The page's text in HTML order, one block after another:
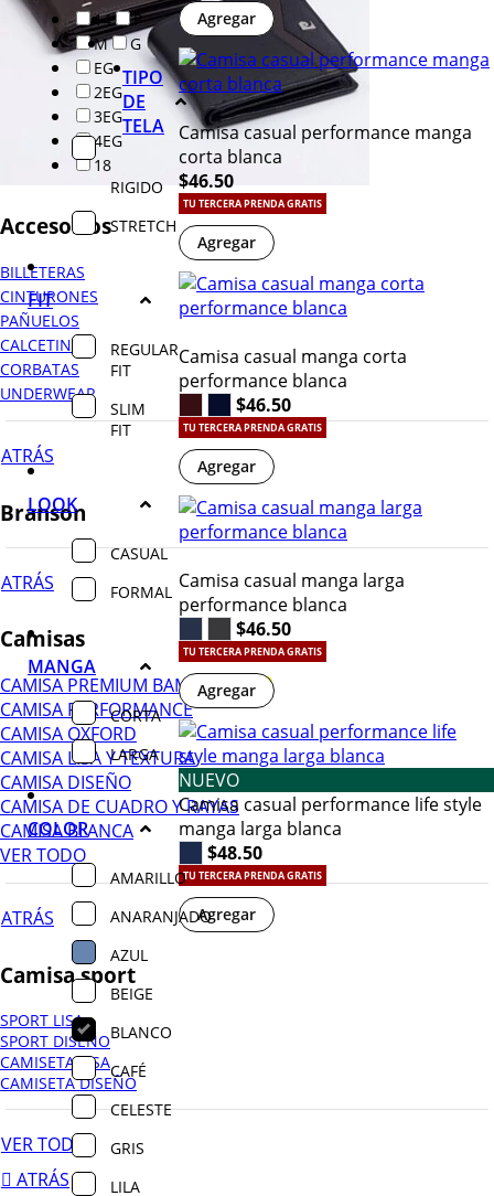
Accesorios
BILLETERAS
CINTURONES
PAÑUELOS
CALCETINES
CORBATAS
UNDERWEAR
ATRÁS
Branson
ATRÁS
Camisas
CAMISA PREMIUM BAMBÚ ¡NUEVO!
CAMISA PERFORMANCE
CAMISA OXFORD
CAMISA LISA Y TEXTURA
CAMISA DISEÑO
CAMISA DE CUADRO Y RAYAS
CAMISA BLANCA
VER TODO
ATRÁS
Camisa sport
SPORT LISA
SPORT DISEÑO
CAMISETA LISA
CAMISETA DISEÑO
VER TODO
ATRÁS
14
P
M
G
EG
2EG
3EG
4EG
18
TIPO
DE
TELA
RIGIDO
STRETCH
FIT
REGULAR
FIT
SLIM
FIT
LOOK
CASUAL
FORMAL
MANGA
CORTA
LARGA
COLOR
AMARILLO
ANARANJADO
AZUL
BEIGE
BLANCO
CAFÉ
CELESTE
GRIS
LILA
Agregar
Camisa casual performance manga
corta blanca
$46.50
TU TERCERA PRENDA GRATIS
Agregar
Camisa casual manga corta
performance blanca
$46.50
TU TERCERA PRENDA GRATIS
Agregar
Camisa casual manga larga
performance blanca
$46.50
TU TERCERA PRENDA GRATIS
Agregar
NUEVO
Camisa casual performance life style
manga larga blanca
$48.50
TU TERCERA PRENDA GRATIS
Agregar